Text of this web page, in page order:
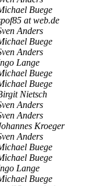
Buege
at web.de
Anders
Buege
Anders
Lange
Buege
Buege
Nietsch
Anders
Anders
Kroeger
Anders
Buege
Buege
Lange
Buege